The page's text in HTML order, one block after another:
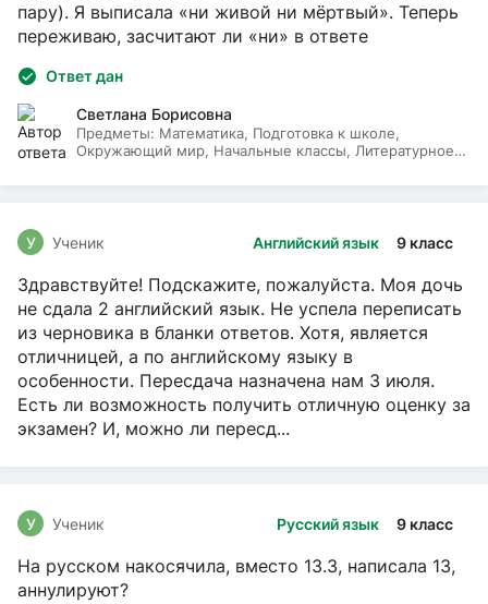
пару). Я выписала «ни живой ни мёртвый». Теперь
переживаю, засчитают ли «ни» в ответе
Ответ дан
Светлана Борисовна
Предметы: Математика, Подготовка к школе,
Окружающий мир, Начальные классы, Литературное
Английский язык 9 класс
У Ученик
Здравствуйте! Подскажите, пожалуйста. Моя дочь
не сдала 2 английский язык. Не успела переписать
из черновика в бланки ответов. Хотя, является
отличницей, а по английскому языку в
особенности. Пересдача назначена нам 3 июля.
Есть ли возможность получить отличную оценку за
экзамен? И, можно ли пересд...
Русский язык 9 класс
У Ученик
На русском накосячила, вместо 13.3, написала 13,
аннулируют?